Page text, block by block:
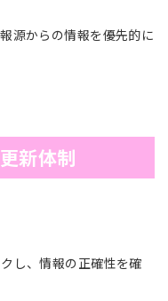
源からの情報を優先的に
新体制
し、情報の正確性を確